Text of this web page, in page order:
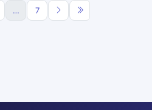
… 7